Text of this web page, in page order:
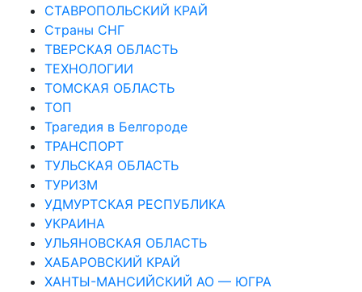
СТАВРОПОЛЬСКИЙ КРАЙ
Страны СНГ
ТВЕРСКАЯ ОБЛАСТЬ
ТЕХНОЛОГИИ
ТОМСКАЯ ОБЛАСТЬ
ТОП
Трагедия в Белгороде
ТРАНСПОРТ
ТУЛЬСКАЯ ОБЛАСТЬ
ТУРИЗМ
УДМУРТСКАЯ РЕСПУБЛИКА
УКРАИНА
УЛЬЯНОВСКАЯ ОБЛАСТЬ
ХАБАРОВСКИЙ КРАЙ
ХАНТЫ-МАНСИЙСКИЙ АО — ЮГРА